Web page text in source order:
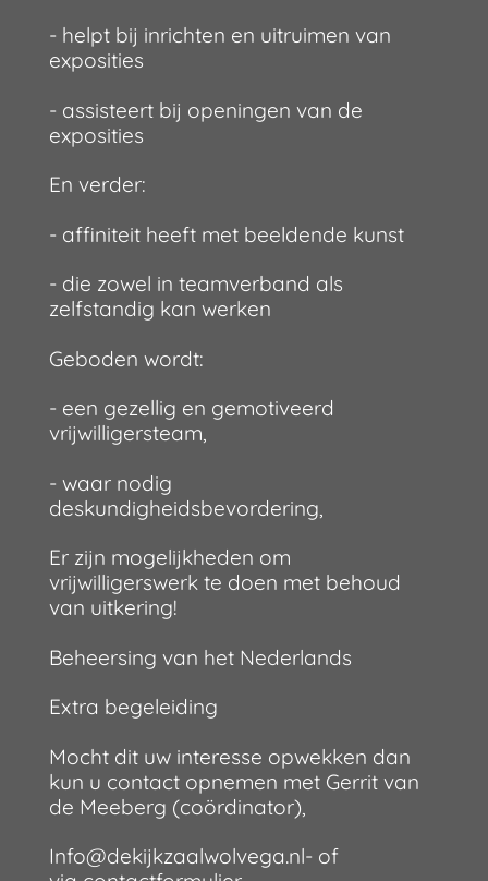
- helpt bij inrichten en uitruimen van
exposities
- assisteert bij openingen van de
exposities
En verder:
- affiniteit heeft met beeldende kunst
- die zowel in teamverband als
zelfstandig kan werken
Geboden wordt:
- een gezellig en gemotiveerd
vrijwilligersteam,
- waar nodig
deskundigheidsbevordering,
Er zijn mogelijkheden om
vrijwilligerswerk te doen met behoud
van uitkering!
Beheersing van het Nederlands
Extra begeleiding
Mocht dit uw interesse opwekken dan
kun u contact opnemen met Gerrit van
de Meeberg (coördinator),
Info@dekijkzaalwolvega.nl- of